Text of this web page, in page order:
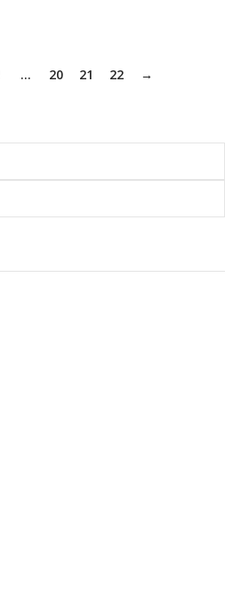
… 20 21 22 →